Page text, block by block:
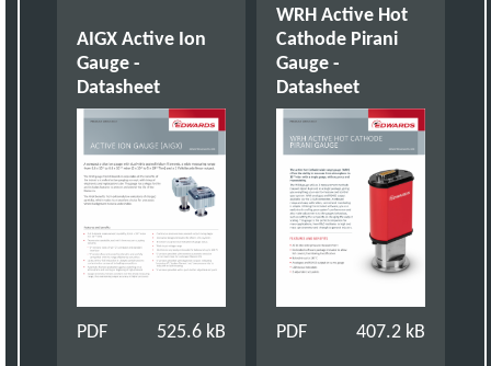
AIGX Active Ion
Gauge -
Datasheet
PDF 525.6 kB
WRH Active Hot
Cathode Pirani
Gauge -
Datasheet
PDF 407.2 kB